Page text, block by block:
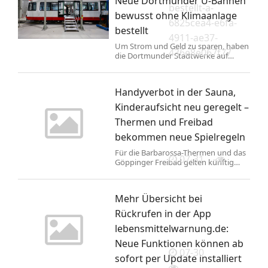
bewusst ohne Klimaanlage
bestellt
Um Strom und Geld zu sparen, haben
die Dortmunder Stadtwerke auf
Bahnen verzichtet. In der aktuellen
Fahrgast.
bestellt-a-
6825cea4-e6fa-
4911-ae37-
436e8e067f77
Handyverbot in der Sauna,
Kinderaufsicht neu geregelt –
Thermen und Freibad
bekommen neue Spielregeln
Für die Barbarossa-Thermen und das
Göppinger Freibad gelten künftig
Gemeinderat hat die Neufassung
beschlossen und damit die
Regelungen an aktuelle rechtliche
Vorgaben sowie die Anforderungen
eines modernen Badebetriebs
angepasst. Die bisherige gemeinsame
Benutzungsordnung wird durch zwei
eigenständige Regelwerke ersetzt –
eines für die Barbarossa-Thermen
07-31
Mehr Übersicht bei
Rückrufen in der App
lebensmittelwarnung.de:
Neue Funktionen können ab
sofort per Update installiert
07-30